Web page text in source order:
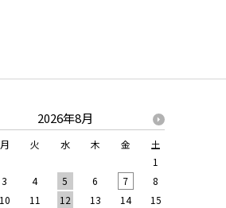
2026年8月
月 火 水 木 金
土
1
3 4 5 6 7
8
10 11 12 13 14 15